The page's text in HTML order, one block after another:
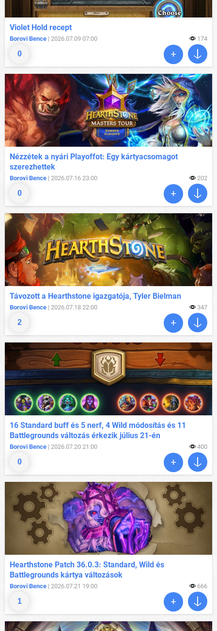
0
Violet Hold recept
Borovi Bence | 2026.07.09 07:00 174
0
Nézzétek a nyári Playoffot: Egy kártyacsomagot
szerezhettek
Borovi Bence | 2026.07.16 23:00 202
2
Távozott a Hearthstone igazgatója, Tyler Bielman
Borovi Bence | 2026.07.18 22:00 347
0
16 Standard buff és 5 nerf, 4 Wild módosítás és 11
Battlegrounds változás érkezik július 21-én
Borovi Bence | 2026.07.20 21:00 400
1
Hearthstone Patch 36.0.3: Standard, Wild és
Battlegrounds kártya változások
Borovi Bence | 2026.07.21 19:00 666